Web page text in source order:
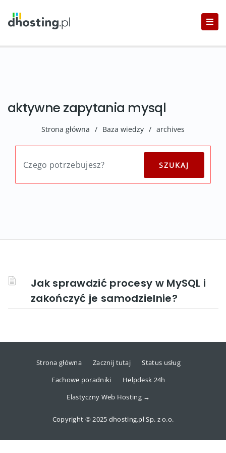
aktywne zapytania mysql
Strona główna / Baza wiedzy / archives
Jak sprawdzić procesy w MySQL i
zakończyć je samodzielnie?
Strona główna Zacznij tutaj
Status usług
Fachowe poradniki
Helpdesk 24h
Elastyczny Web Hosting →
Copyright © 2025 dhosting.pl Sp. z o.o.